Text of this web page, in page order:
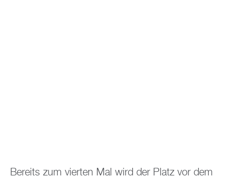
Be­reits zum vier­ten Mal wird der Platz vor dem